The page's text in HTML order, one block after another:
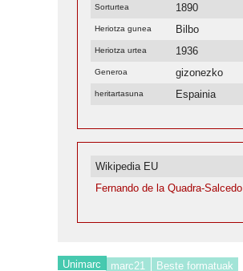
Sorturtea 1890
Heriotza gunea Bilbo
Heriotza urtea 1936
Generoa gizonezko
heritartasuna Espainia
Wikipedia EU
Fernando de la Quadra-Salcedo
Unimarc marc21 Beste formatuak